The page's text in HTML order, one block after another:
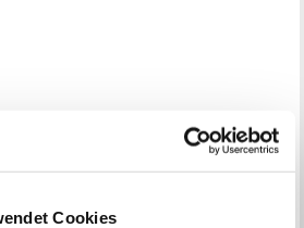
Cookies